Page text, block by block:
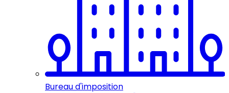
Bureau d'imposition